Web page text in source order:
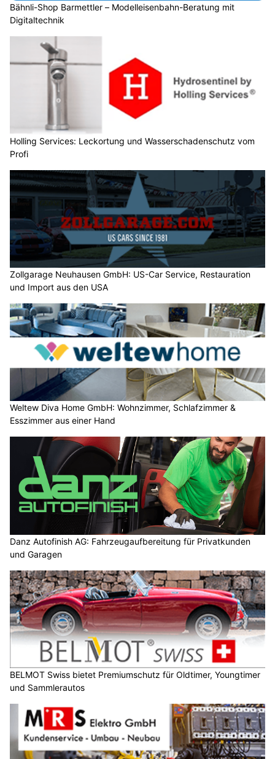
Bähnli-Shop Barmettler – Modelleisenbahn-Beratung mit
Digitaltechnik
Holling Services: Leckortung und Wasserschadenschutz vom
Profi
Zollgarage Neuhausen GmbH: US-Car Service, Restauration
und Import aus den USA
Weltew Diva Home GmbH: Wohnzimmer, Schlafzimmer &
Esszimmer aus einer Hand
Danz Autofinish AG: Fahrzeugaufbereitung für Privatkunden
und Garagen
BELMOT Swiss bietet Premiumschutz für Oldtimer, Youngtimer
und Sammlerautos